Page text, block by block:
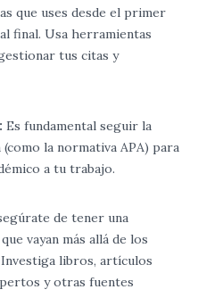
que uses desde el primer
final. Usa herramientas
tus citas y
Es fundamental seguir la
la normativa APA) para
a tu trabajo.
de tener una
vayan más allá de los
libros, artículos
y otras fuentes